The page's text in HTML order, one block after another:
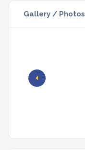
Gallery / Photos